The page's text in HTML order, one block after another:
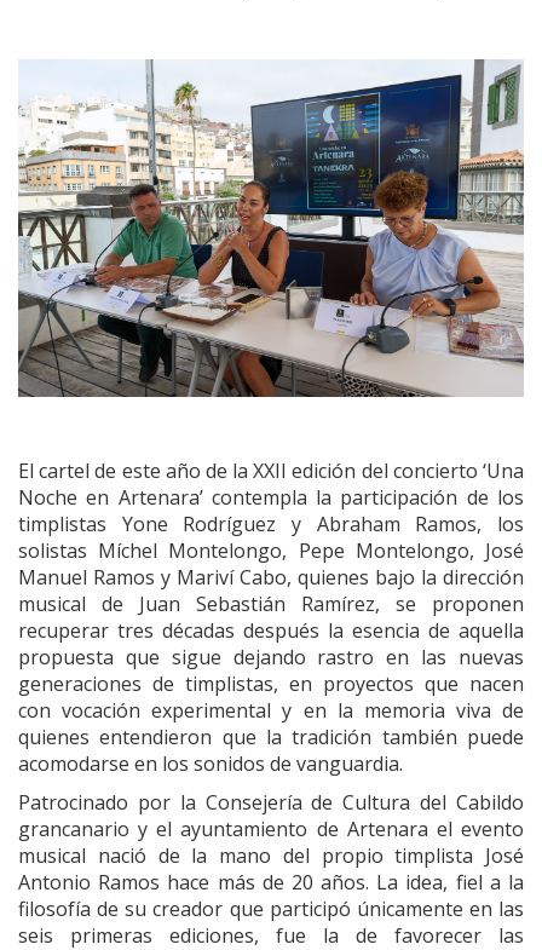
El cartel de este año de la XXII edición del concierto ‘Una
Noche en Artenara’ contempla la participación de los
timplistas Yone Rodríguez y Abraham Ramos, los
solistas Míchel Montelongo, Pepe Montelongo, José
Manuel Ramos y Mariví Cabo, quienes bajo la dirección
musical de Juan Sebastián Ramírez, se proponen
recuperar tres décadas después la esencia de aquella
propuesta que sigue dejando rastro en las nuevas
generaciones de timplistas, en proyectos que nacen
con vocación experimental y en la memoria viva de
quienes entendieron que la tradición también puede
acomodarse en los sonidos de vanguardia.
Patrocinado por la Consejería de Cultura del Cabildo
grancanario y el ayuntamiento de Artenara el evento
musical nació de la mano del propio timplista José
Antonio Ramos hace más de 20 años. La idea, fiel a la
filosofía de su creador que participó únicamente en las
seis primeras ediciones, fue la de favorecer las